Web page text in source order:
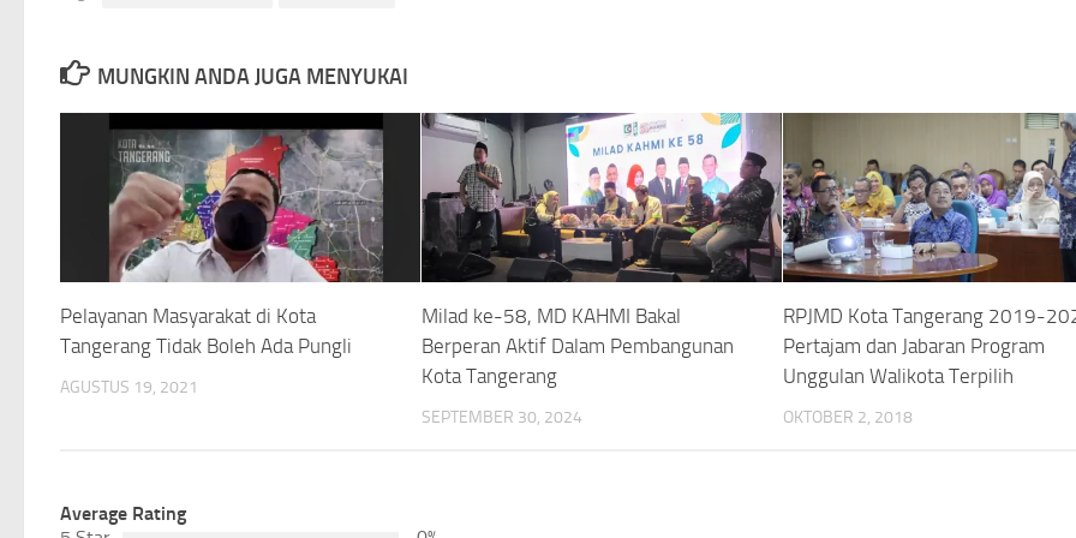
MUNGKIN ANDA JUGA MENYUKAI
Pelayanan Masyarakat di Kota
Tangerang Tidak Boleh Ada Pungli
AGUSTUS 19, 2021
Milad ke-58, MD KAHMI Bakal
Berperan Aktif Dalam Pembangunan
Kota Tangerang
SEPTEMBER 30, 2024
RPJMD Kota Tangerang 2019-
Pertajam dan Jabaran Program
Unggulan Walikota Terpilih
OKTOBER 2, 2018
Average Rating